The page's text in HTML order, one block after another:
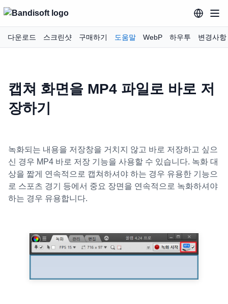
다운로드 스크린샷 구매하기 도움말 WebP 하우투 변경사항
캡쳐 화면을 MP4 파일로 바로 저
장하기
녹화되는 내용을 저장창을 거치지 않고 바로 저장하고 싶으
신 경우 MP4 바로 저장 기능을 사용할 수 있습니다. 녹화 대
상을 짧게 연속적으로 캡쳐하셔야 하는 경우 유용한 기능으
로 스포츠 경기 등에서 중요 장면을 연속적으로 녹화하셔야
하는 경우 유용합니다.